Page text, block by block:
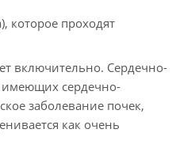
которое проходят
включительно. Сердечно-
имеющих сердечно-
заболевание почек,
как очень